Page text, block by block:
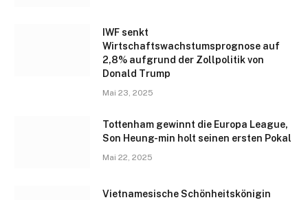
IWF senkt
Wirtschaftswachstumsprognose auf
2,8% aufgrund der Zollpolitik von
Donald Trump
Mai 23, 2025
Tottenham gewinnt die Europa League,
Son Heung-min holt seinen ersten Pokal
Mai 22, 2025
Vietnamesische Schönheitskönigin